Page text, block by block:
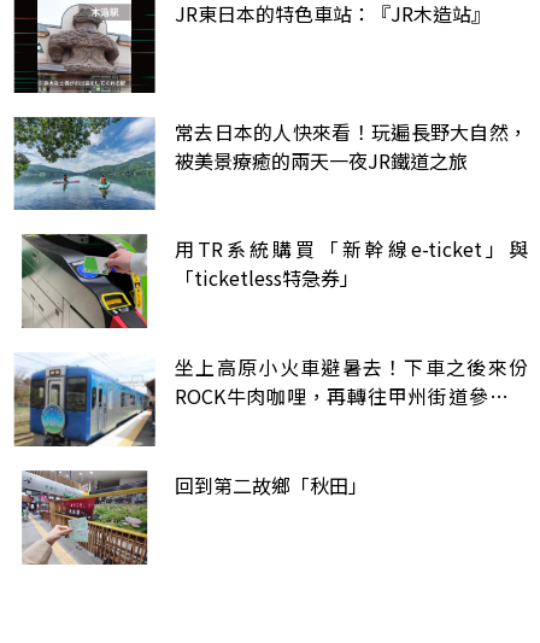
JR東日本的特色車站：『JR木造站』
常去日本的人快來看！玩遍長野大自然，
被美景療癒的兩天一夜JR鐵道之旅
用TR系統購買「新幹線e-ticket」與
「ticketless特急券」
坐上高原小火車避暑去！下車之後來份
ROCK牛肉咖哩，再轉往甲州街道參觀天
回到第二故鄉「秋田」